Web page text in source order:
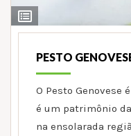
Ver
Ingredientes
PESTO
O Pesto Genovese
é um patrimônio
na ensolarada